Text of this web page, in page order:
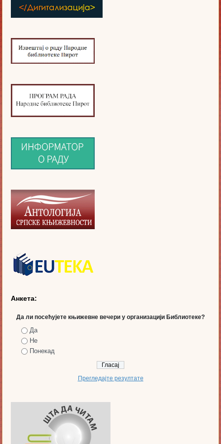
Анкета:
Да ли посећујете књижевне вечери у организацији Библиотеке?
Да
Не
Понекад
Прегледајте резултате